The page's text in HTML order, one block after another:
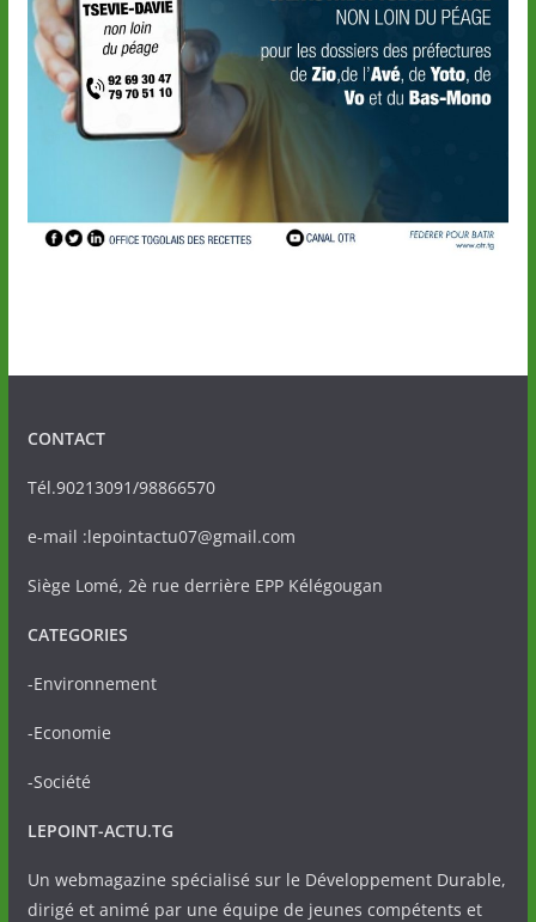
CONTACT
Tél.90213091/98866570
e-mail :lepointactu07@gmail.com
Siège Lomé, 2è rue derrière EPP Kélégougan
CATEGORIES
-Environnement
-Economie
-Société
LEPOINT-ACTU.TG
Un webmagazine spécialisé sur le Développement Durable,
dirigé et animé par une équipe de jeunes compétents et